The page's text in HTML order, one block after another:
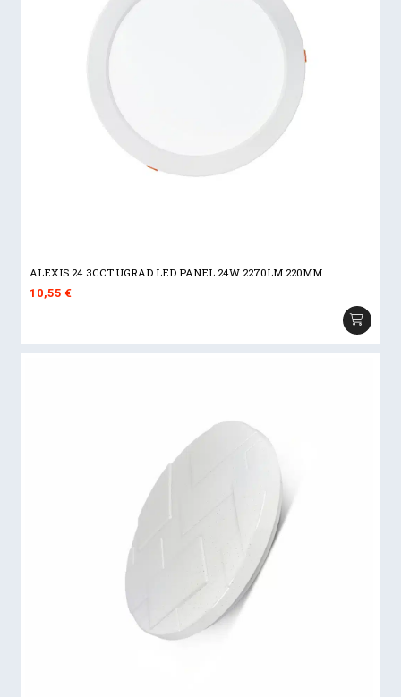
ALEXIS 24 3CCT UGRAD LED PANEL 24W 2270LM 220MM
10,55€